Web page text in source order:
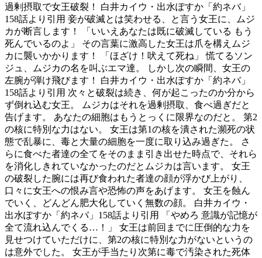
過剰摂取で女王破裂！ 白井カイウ・出水ぽすか「約ネバ」
158話より引用 妾が破滅とは笑わせる、と言う女王に、ムジ
カが断言します！ 「いいえあなたは既に破滅している もう
死んでいるのよ」 その言葉に激高した女王は爪を構えムジ
カに襲いかかります！ 「ほざけ！吠えて死ね」 慌てるソン
ジュ、ムジカの名を叫ぶエマ達。 しかし次の瞬間、女王の
左腕が弾け飛びます！ 白井カイウ・出水ぽすか「約ネバ」
158話より引用 次々と破裂は続き、何が起こったのか分から
ず倒れ込む女王。 ムジカはそれを過剰摂取、食べ過ぎだと
告げます。 あなたの細胞はもうとっくに限界なのだと。 第2
の核に特別な力はない。 女王は第1の核を潰された瀕死の状
態で乱暴に、毒と大量の細胞を一度に取り込み過ぎた。 さ
らに食べた者達の全てをそのまま引き出せた時点で、それら
を消化しきれていなかったのだとムジカは言います。 女王
の破裂した腕には再び食われた者達の顔が浮かび上がり、
口々に女王への恨み言や恐怖の声をあげます。 女王を蝕ん
でいく、どんどん肥大化していく無数の顔。 白井カイウ・
出水ぽすか「約ネバ」158話より引用 「やめろ 意識が記憶が
全て流れ込んでくる…！」 女王は前回までに圧倒的な力を
見せつけていただけに、第2の核に特別な力がないというの
は意外でした。 女王が手当たり次第に毒で汚染された死体